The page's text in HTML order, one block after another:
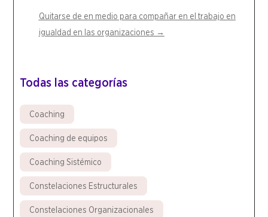
Quitarse de en medio para compañar en el trabajo en
igualdad en las organizaciones →
Todas las categorías
Coaching
Coaching de equipos
Coaching Sistémico
Constelaciones Estructurales
Constelaciones Organizacionales